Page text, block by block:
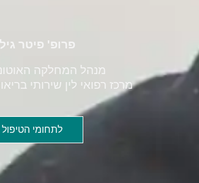
פרופ' פיטר
מנהל המחלקה
מרכז רפואי לין שירותי
לתחומי הטיפול